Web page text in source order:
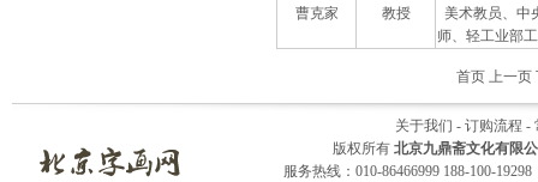
曹克家 教授
美术教员、中
师、轻工业部
首页 上一页
关于我们 - 订购流程 -
版权所有 北京九鼎斋文化有限
服务热线：010-86466999 188-100-